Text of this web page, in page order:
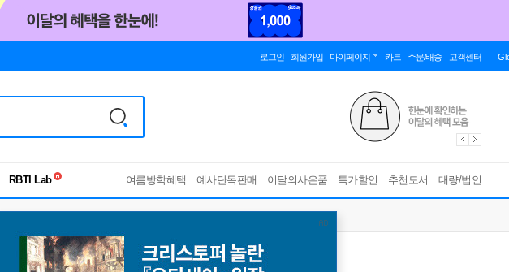
로그인 회원가입 마이페이지 카트 주문/배송 고객센터
독서유형검사
여름방학혜택 예사단독판매 이달의사은품 특가할인 추천도서 대량/법인